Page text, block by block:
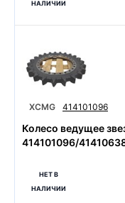
НАЛИЧИИ
XCMG 414101096
Колесо ведущее
414101096/
НЕТ В
НАЛИЧИИ